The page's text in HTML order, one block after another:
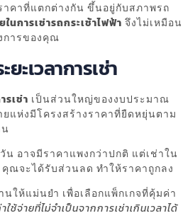
คาที่แตกต่างกัน ขึ้นอยู่กับสภาพรถ
ในการเช่ารถกระเช้าไฟฟ้า จึงไม่เหมือน
การของคุณ
ะเวลาการเช่า
รเช่า เป็นส่วนใหญ่ของงบประมาณ
แห่งมีโครงสร้างราคาที่ยืดหยุ่นตาม
น อาจมีราคาแพงกว่าปกติ แต่เช่าใน
คุณจะได้รับส่วนลด ทำให้ราคาถูกลง
นให้แม่นยำ เพื่อเลือกแพ็กเกจที่คุ้มค่า
ช้จ่ายที่ไม่จำเป็นจากการเช่าเกินเวลาได้